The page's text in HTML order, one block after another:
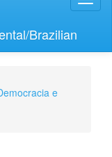
Brazilian
e